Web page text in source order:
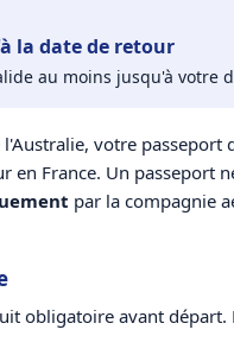
la date de retour
au moins jusqu'à votre
votre passeport
en France. Un passeport
par la compagnie
obligatoire avant